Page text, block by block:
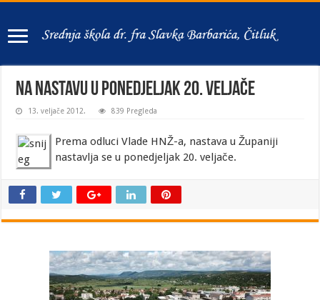
Na nastavu u ponedjeljak 20. veljače
13. veljače 2012. 839 Pregleda
Prema odluci Vlade HNŽ-a, nastava u Županiji
nastavlja se u ponedjeljak 20. veljače.